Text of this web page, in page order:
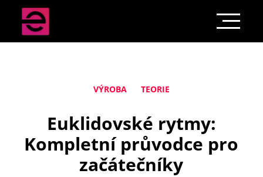
VÝROBA TEORIE
Euklidovské rytmy:
Kompletní průvodce pro
začátečníky